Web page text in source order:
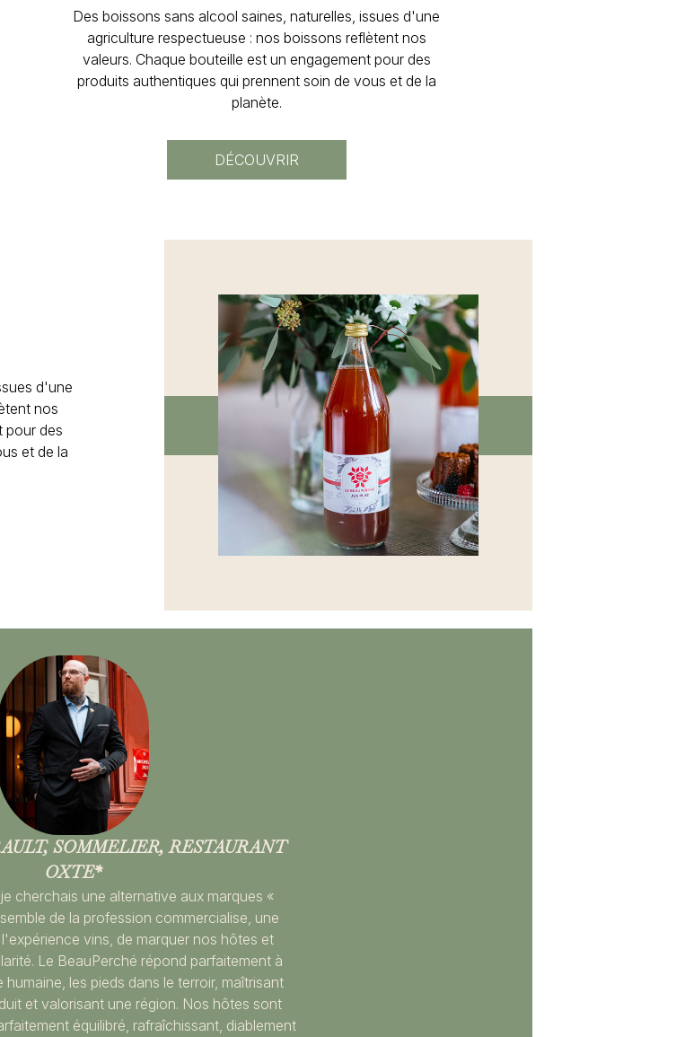
Des boissons sans alcool saines, naturelles, issues d'une
agriculture respectueuse : nos boissons reflètent nos
valeurs. Chaque bouteille est un engagement pour des
produits authentiques qui prennent soin de vous et de la
planète.
DÉCOUVRIR
d'une
nos
pour des
et de la
SOMMELIER, RESTAURANT
OXTE*
cherchais une alternative aux marques «
de la profession commercialise, une
vins, de marquer nos hôtes et
Le BeauPerché répond parfaitement à
les pieds dans le terroir, maîtrisant
et valorisant une région. Nos hôtes sont
équilibré, rafraîchissant, diablement